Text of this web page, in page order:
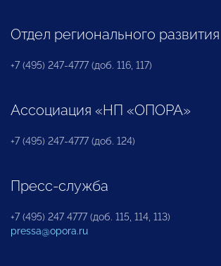
Отдел регионального развития
+7 (495) 247-4777 (доб. 116, 117)
Ассоциация «НП «ОПОРА»
+7 (495) 247-4777 (доб. 124)
Пресс-служба
+7 (495) 247 4777 (доб. 115, 114, 113)
pressa@opora.ru